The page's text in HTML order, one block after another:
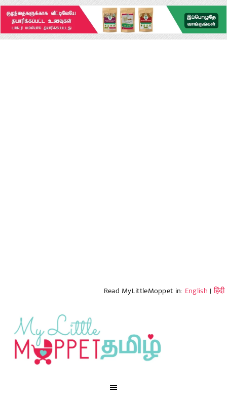
Read MyLittleMoppet in: English |हिंदी